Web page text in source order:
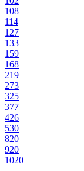
108
114
127
133
159
168
219
273
325
377
426
530
820
920
1020